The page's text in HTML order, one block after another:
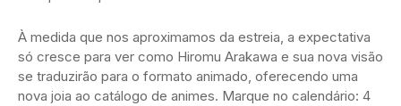
À medida que nos aproximamos da estreia, a expectativa
só cresce para ver como Hiromu Arakawa e sua nova visão
se traduzirão para o formato animado, oferecendo uma
nova joia ao catálogo de animes. Marque no calendário: 4